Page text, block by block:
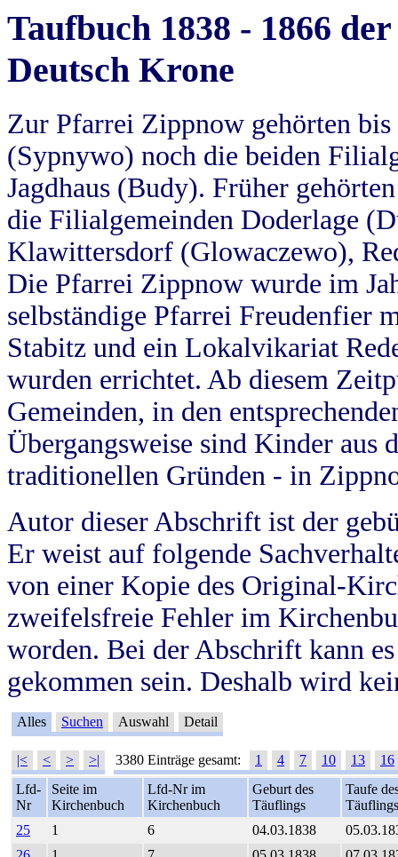
Taufbuch 1838 - 1866
Deutsch Krone
Zur Pfarrei Zippnow gehörten
(Sypnywo) noch die beiden
Jagdhaus (Budy). Früher
die Filialgemeinden Doderlage
Klawittersdorf (Glowaczewo),
Die Pfarrei Zippnow wurde im
selbständige Pfarrei Freudenfier
Stabitz und ein Lokalvikariat
wurden errichtet. Ab diesem
Gemeinden, in den
Übergangsweise sind Kinder aus
traditionellen Gründen - in
Autor dieser Abschrift ist der
Er weist auf folgende
von einer Kopie des Original-
zweifelsfreie Fehler im
worden. Bei der Abschrift kann
gekommen sein. Deshalb wird
Alles Suchen Auswahl Detail
|< < > >| 3380 Einträge gesamt: 1 4 7 10 13
16
Lfd-
Nr
Seite im
Kirchenbuch
Lfd-Nr im
Kirchenbuch
Geburt des
Täuflings
Taufe
Täuflings
25
1 6 04.03.1838